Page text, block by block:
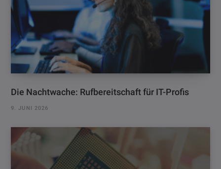
Die Nachtwache: Rufbereitschaft für IT-Profis
9. JUNI 2026